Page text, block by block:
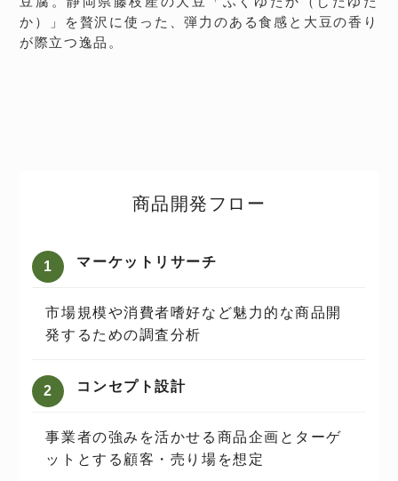
か）」を贅沢に使った、弾力のある食感と大豆の香り
が際立つ逸品。
商品開発フロー
マーケットリサーチ
市場規模や消費者嗜好など魅⼒的な商品開
発するための調査分析
コンセプト設計
事業者の強みを活かせる商品企画とターゲ
ットとする顧客・売り場を想定